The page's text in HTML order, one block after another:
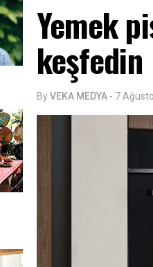
Yemek
keşfedin
ByVEKA MEDYA - 7